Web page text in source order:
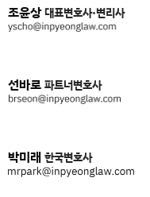
조윤상대표변호사·변리사
선바로 파트너변호사
박미래 한국변호사